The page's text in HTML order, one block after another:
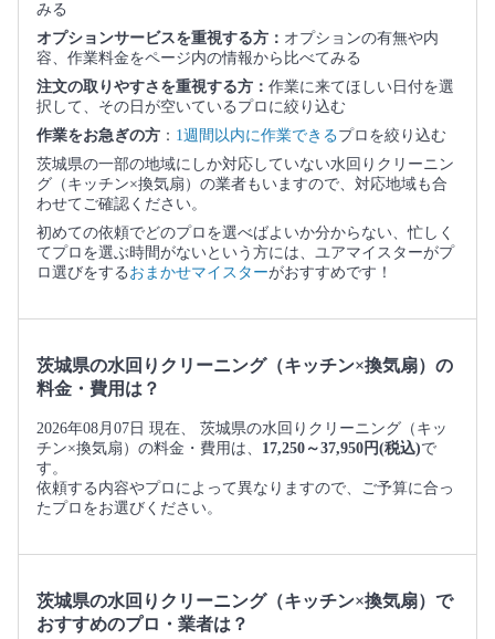
みる
オプションサービスを重視する方： オプションの有無や内
容、作業料金をページ内の情報から比べてみる
注文の取りやすさを重視する方： 作業に来てほしい日付を選
択して、その日が空いているプロに絞り込む
作業をお急ぎの方 ： 1週間以内に作業できるプロを絞り込む
茨城県の一部の地域にしか対応していない水回りクリーニン
グ（キッチン×換気扇）の業者もいますので、対応地域も合
わせてご確認ください。
初めての依頼でどのプロを選べばよいか分からない、忙しく
てプロを選ぶ時間がないという方には、ユアマイスターがプ
ロ選びをする おまかせマイスターがおすすめです！
茨城県の水回りクリーニング（キッチン×換気扇）の
料金・費用は？
2026年08月07日 現在、 茨城県の水回りクリーニング（キッ
チン×換気扇）の料金・費用は、 17,250～37,950円(税込)で
す。
依頼する内容やプロによって異なりますので、ご予算に合っ
たプロをお選びください。
茨城県の水回りクリーニング（キッチン×換気扇）で
おすすめのプロ・業者は？